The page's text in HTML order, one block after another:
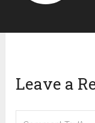
Leave a